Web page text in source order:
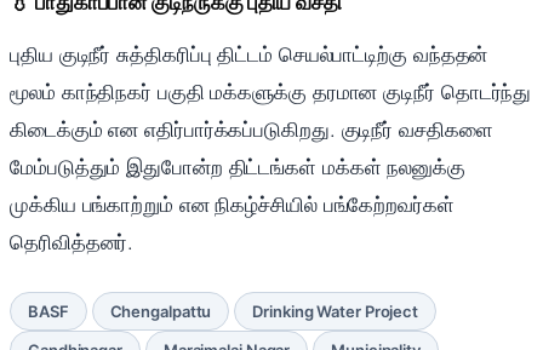
புதிய குடிநீர் சுத்திகரிப்பு திட்டம் செயல்பாட்டிற்கு வந்ததன்
மூலம் காந்திநகர் பகுதி மக்களுக்கு தரமான குடிநீர் தொடர்ந்து
கிடைக்கும் என எதிர்பார்க்கப்படுகிறது. குடிநீர் வசதிகளை
மேம்படுத்தும் இதுபோன்ற திட்டங்கள் மக்கள் நலனுக்கு
முக்கிய பங்காற்றும் என நிகழ்ச்சியில் பங்கேற்றவர்கள்
தெரிவித்தனர்.
BASF Chengalpattu Drinking Water Project